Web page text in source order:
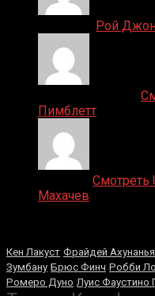
Рой
Пимблетт
Смотреть
Махачев
Кен Лакуст Фрайдей Ахунанья
Зумбану Брюс Финч Робби
Ромеро Дуно Луис Фаустино